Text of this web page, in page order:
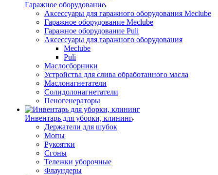
Гаражное оборудование
Аксессуары для гаражного оборудования Meclube
Гаражное оборудование Meclube
Гаражное оборудование Puli
Аксессуары для гаражного оборудования
Meclube
Puli
Маслосборники
Устройства для слива обработанного масла
Маслонагнетатели
Солидолонагнетатели
Пеногенераторы
Инвентарь для уборки, клининг
Держатели для шубок
Мопы
Рукоятки
Сгоны
Тележки уборочные
Флаундеры